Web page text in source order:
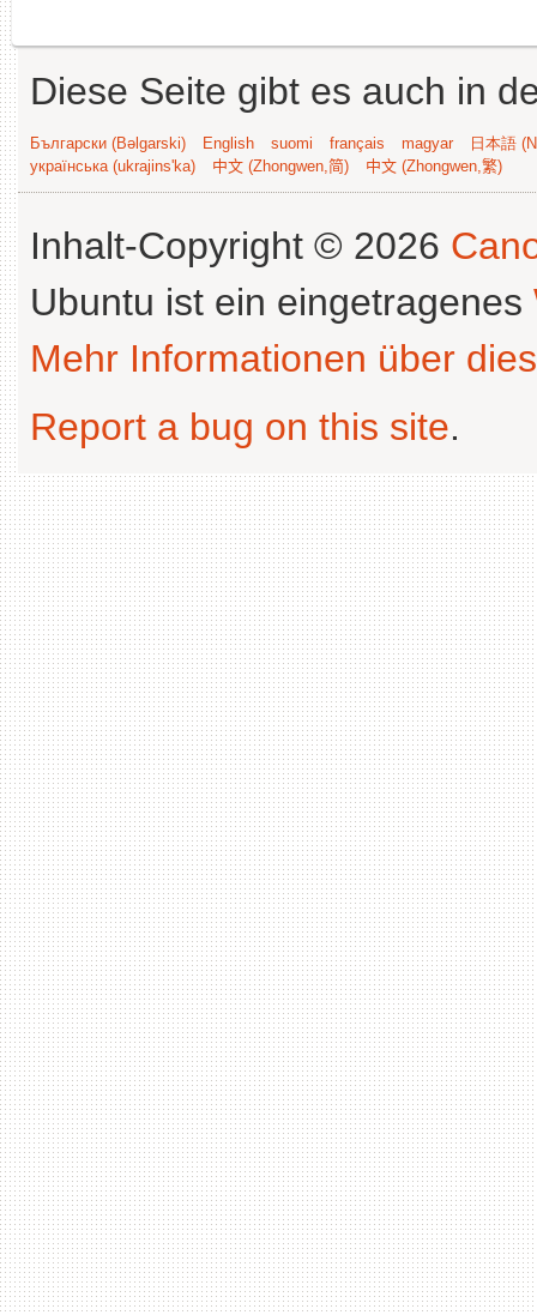
Diese Seite gibt es auch in
Български (Bəlgarski) English suomi français magyar
日本語
українська (ukrajins'ka)
中文 (Zhongwen,简) 中文 (Zhongwen,繁)
Inhalt-Copyright © 2026
Ubuntu ist ein eingetragenes
Mehr Informationen über
Report a bug on this site.